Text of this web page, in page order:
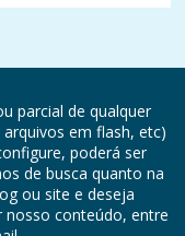
parcial de qualquer
em flash, etc)
poderá ser
de busca quanto na
ou site e deseja
nosso conteúdo, entre